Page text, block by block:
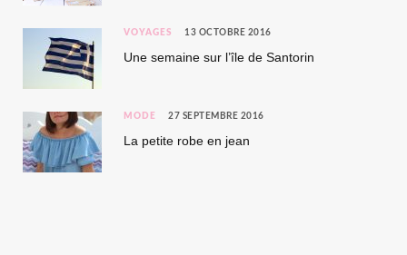
VOYAGES 13 OCTOBRE 2016
Une semaine sur l’île de Santorin
MODE 27 SEPTEMBRE 2016
La petite robe en jean